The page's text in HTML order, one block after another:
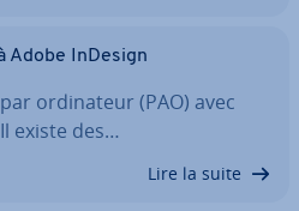
Adobe InDesign
or­di­na­teur (PAO) avec
existe des…
Lire la suite